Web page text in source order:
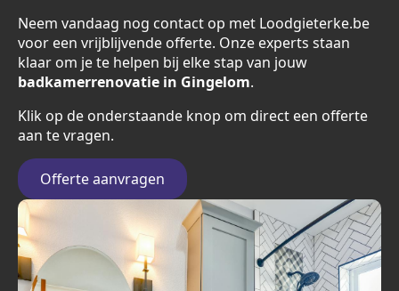
Neem vandaag nog contact op met Loodgieterke.be
voor een vrijblijvende offerte. Onze experts staan
klaar om je te helpen bij elke stap van jouw
badkamerrenovatie in Gingelom.
Klik op de onderstaande knop om direct een offerte
aan te vragen.
Offerte aanvragen